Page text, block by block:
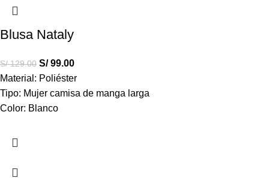
Blusa Nataly
S/129.00 S/99.00
Material: Poliéster
Tipo: Mujer camisa de manga larga
Color: Blanco